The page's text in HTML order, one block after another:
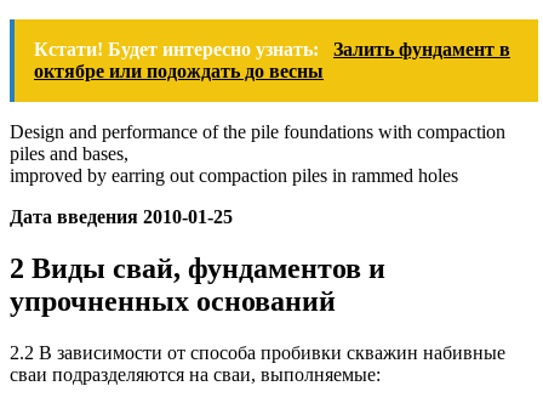
Кстати! Будет интересно узнать:
Залить фундамент в
октябре или подождать до весны
Design and performance of the pile foundations with compaction
piles and bases,
improved by earring out compaction piles in rammed holes
Дата введения 2010-01-25
2 Виды свай, фундаментов и
упрочненных оснований
2.2 В зависимости от способа пробивки скважин набивные
сваи подразделяются на сваи, выполняемые: